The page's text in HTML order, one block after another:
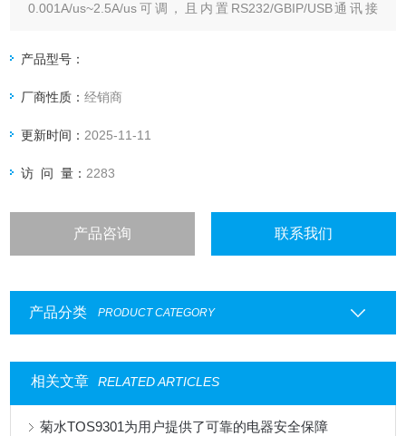
0.001A/us~2.5A/us可调，且内置RS232/GBIP/USB通讯接
足各种测试需求，目前已经应用于多种要求苛刻的测试场所。
产品型号：
厂商性质：经销商
更新时间：2025-11-11
访 问 量：2283
产品咨询 联系我们
产品分类 PRODUCT CATEGORY
相关文章 RELATED ARTICLES
菊水TOS9301为用户提供了可靠的电器安全保障